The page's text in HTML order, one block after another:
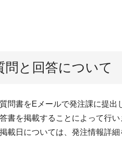
と回答について
問書をEメールで発注課に提出
書を掲載することによって行い
載日については、発注情報詳細